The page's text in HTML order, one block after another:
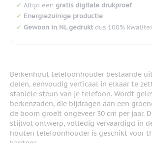
✔ Altijd een gratis digitale drukproef
✔ Energiezuinige productie
✔ Gewoon in NL gedruktdus 100%
Berkenhout telefoonhouder bestaande
delen, eenvoudig verticaal in elkaar te
stabiele steun van je telefoon. Wordt
berkenzaden, die bijdragen aan een
de boom groeit ongeveer 30 cm per jaar.
stijlvol ontwerp, volledig vervaardigd in
houten telefoonhouder is geschikt voor